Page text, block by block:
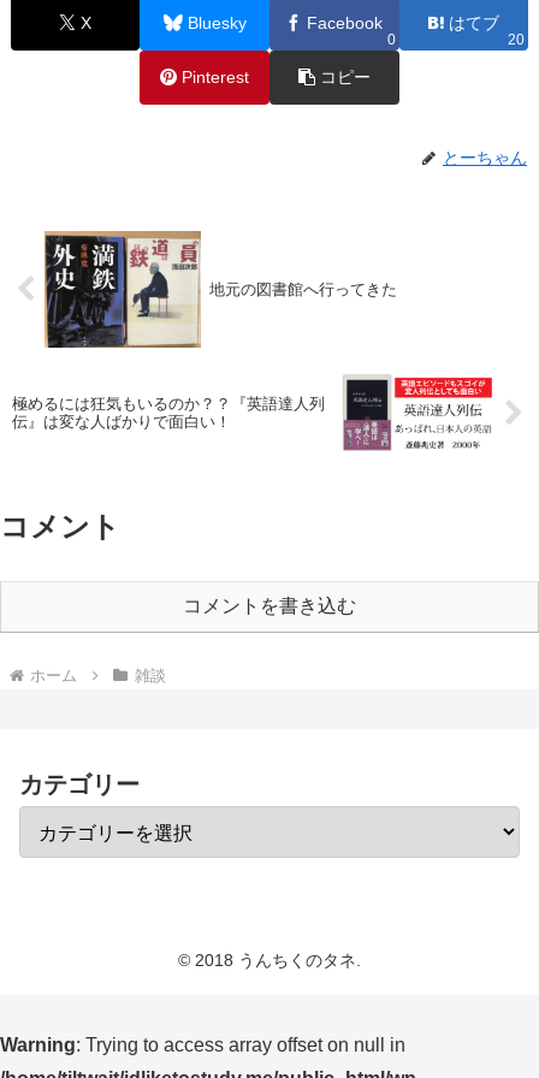
X Bluesky Facebook
0
はてブ
20
Pinterest コピー
とーちゃん
地元の図書館へ行ってきた
極めるには狂気もいるのか？？『英語達人列
伝』は変な人ばかりで面白い！
コメント
コメントを書き込む
ホーム 雑談
カテゴリー
© 2018 うんちくのタネ.
Warning: Trying to access array offset on null in